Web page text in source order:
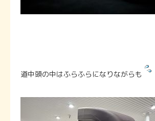
道中頭の中はふらふらになりながらも